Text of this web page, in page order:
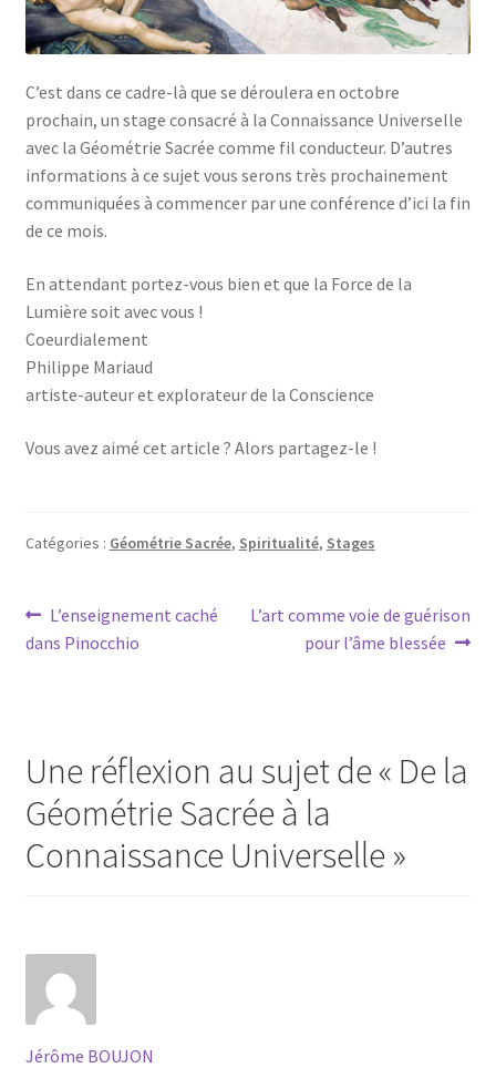
C’est dans ce cadre-là que se déroulera en octobre
prochain, un stage consacré à la Connaissance Universelle
avec la Géométrie Sacrée comme fil conducteur. D’autres
informations à ce sujet vous serons très prochainement
communiquées à commencer par une conférence d’ici la fin
de ce mois.
En attendant portez-vous bien et que la Force de la
Lumière soit avec vous !
Coeurdialement
Philippe Mariaud
artiste-auteur et explorateur de la Conscience
Vous avez aimé cet article ? Alors partagez-le !
Catégories : Géométrie Sacrée, Spiritualité, Stages
Navigation
de
Article
précédent :
L’enseignement caché
dans Pinocchio
Article
suivant :
L’art comme voie de guérison
pour l’âme blessée
Une réflexion au sujet de « De la
Géométrie Sacrée à la
Connaissance Universelle»
Jérôme BOUJON